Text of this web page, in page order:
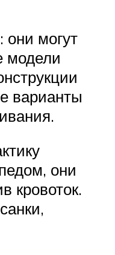
они могут
модели
варианты
они
кровоток.